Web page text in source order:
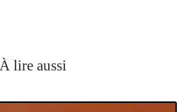
À lire aussi